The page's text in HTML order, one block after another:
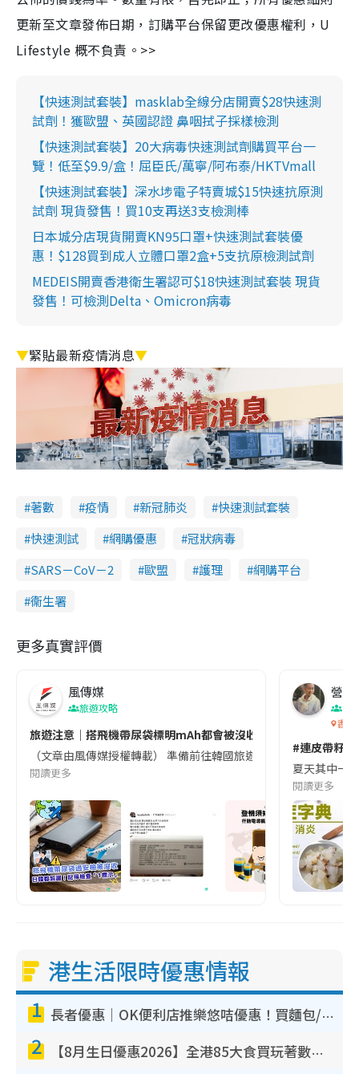
更新至文章發佈日期，訂購平台保留更改優惠權利，U
Lifestyle 概不負責。>>
【快速測試套裝】masklab全線分店開賣$28快速測
試劑！獲歐盟、英國認證 鼻咽拭子採樣檢測
【快速測試套裝】20大病毒快速測試劑購買平台一
覽！低至$9.9/盒！屈臣氏/萬寧/阿布泰/HKTVmall
【快速測試套裝】深水埗電子特賣城$15快速抗原測
試劑 現貨發售！買10支再送3支檢測棒
日本城分店現貨開賣KN95口罩+快速測試套裝優
惠！$128買到成人立體口罩2盒+5支抗原檢測試劑
MEDEIS開賣香港衛生署認可$18快速測試套裝 現貨
發售！可檢測Delta、Omicron病毒
▼緊貼最新疫情消息▼
著數 疫情 新冠肺炎
快速測試套裝
快速測試
網購優惠
冠狀病毒
SARS－CoV－2
歐盟 護理
網購平台
衞生署
更多真實評價
風傳媒
旅遊攻略
旅遊注意｜搭飛機帶尿袋標明mAh都會被沒收😱出發前切記檢查
（文章由風傳媒授權轉載） 準備前往韓國旅遊的民眾，近期要
閱讀更多
營養
香港
#連皮帶籽
夏天其中一
閱讀更多
港生活限時優惠情報
1 長者優惠｜OK便利店推樂悠咭優惠！買麵包/牛奶/保健品拍卡即減
2 【8月生日優惠2026】全港85大食買玩著數攻略 自助餐/火鍋放題同行免費＋誠品/DONKI送現金券